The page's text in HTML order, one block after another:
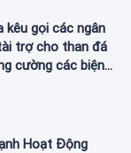
kêu gọi các ngân
trợ cho than đá
cường các biện
Hoạt Động